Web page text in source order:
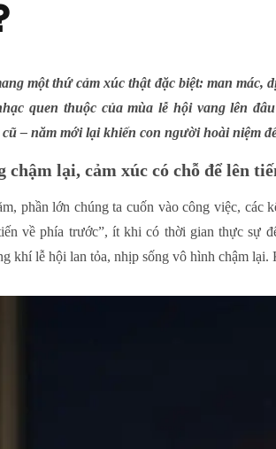
một thứ cảm xúc thật đặc biệt: man
quen thuộc của mùa lễ hội vang lên
– năm mới lại khiến con người hoài niệm
chậm lại, cảm xúc có chỗ để lên
phần lớn chúng ta cuốn vào công việc,
về phía trước”, ít khi có thời gian thực sự
khí lễ hội lan tỏa, nhịp sống vô hình chậm